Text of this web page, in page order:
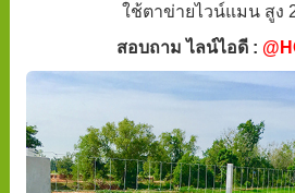
ใช้ตาข่ายไวน์แมน สูง
สอบถาม ไลน์ไอดี :